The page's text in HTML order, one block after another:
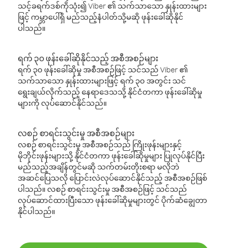
သင့်ခရက်ဒစ်ကိုသုံး၍ Viber ၏ သက်သာသော နှုန်းထားများ
ဖြင့် ကမ္ဘာပေါ်ရှိ မည်သည့်နံပါတ်သို့မဆို ဖုန်းခေါ်ဆိုနိုင်
ပါသည်။
ရက် ၃၀ ဖုန်းခေါ်ဆိုနိုင်သည့် အစီအစဉ်များ
ရက် ၃၀ ဖုန်းခေါ်ဆိုမှု အစီအစဉ်ဖြင့် သင်သည် Viber ၏
သက်သာသော နှုန်းထားများဖြင့် ရက် ၃၀ အတွင်း သင်
ရွေးချယ်လိုက်သည့် နေရာဒေသသို့ နိုင်ငံတကာ ဖုန်းခေါ်ဆိုမှု
များကို လုပ်ဆောင်နိုင်သည်။
လစဉ် စာရင်းသွင်းမှု အစီအစဉ်များ
လစဉ် စာရင်းသွင်းမှု အစီအစဉ်သည် ကြိုးဖုန်းများနှင့်
မိုဘိုင်းဖုန်းများသို့ နိုင်ငံတကာ ဖုန်းခေါ်ဆိုမှုများ ပြုလုပ်နိုင်ပြီး
မည်သည့်အချိန်တွင်မဆို သက်တမ်းတိုးစရာ မလိုဘဲ
အဆင်ပြေသလို ပြောင်းလဲလုပ်ဆောင်နိုင်သည့် အစီအစဉ်ဖြစ်
ပါသည်။ လစဉ် စာရင်းသွင်းမှု အစီအစဉ်ဖြင့် သင်သည်
လုပ်ဆောင်ထားပြီးသော ဖုန်းခေါ်ဆိုမှုများတွင် ပိုက်ဆံချွေတာ
နိုင်ပါသည်။